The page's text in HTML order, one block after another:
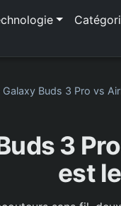
Galaxy Buds 3 Pro vs
3
est